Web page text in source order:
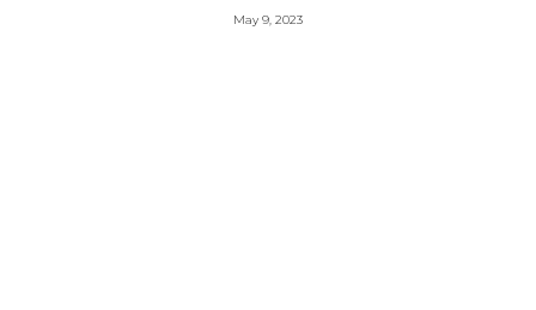
May 9, 2023